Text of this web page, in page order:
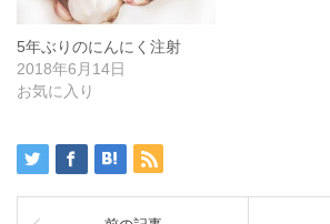
5年ぶりのにんにく注射
2018年6月14日
お気に入り